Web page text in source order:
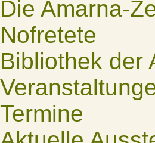
Die Amarna-
Nofretete
Bibliothek der
Termine